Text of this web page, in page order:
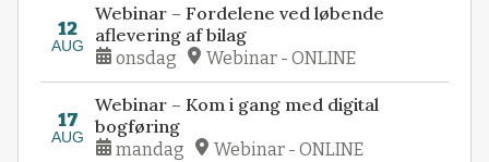
12
AUG
Webinar – Fordelene ved løbende
aflevering af bilag
onsdag Webinar - ONLINE
17
AUG
Webinar – Kom i gang med digital
bogføring
mandag Webinar - ONLINE